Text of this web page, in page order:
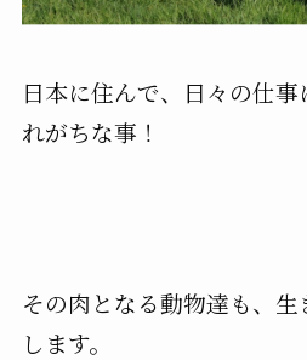
日本に住んで、日々の仕
れがちな事！
その肉となる動物達も、
します。